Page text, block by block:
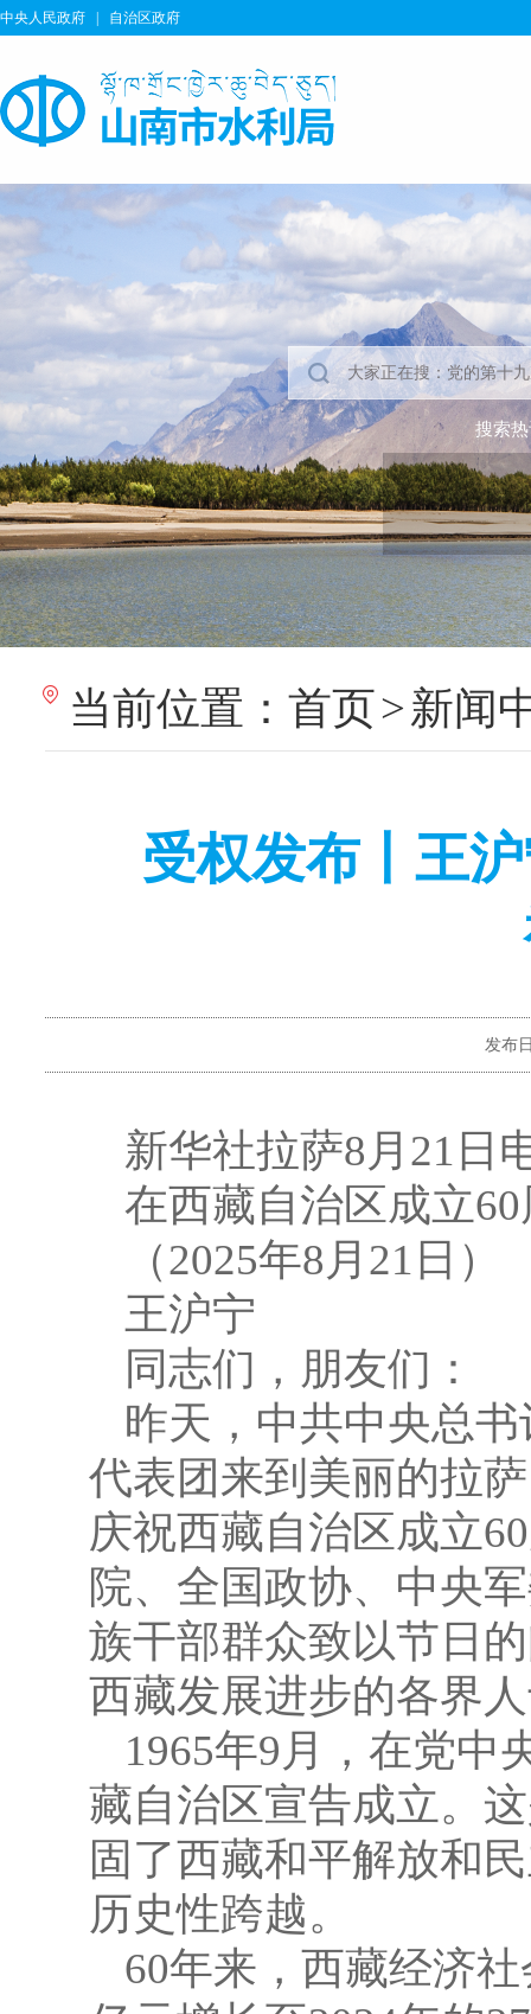
中央人民政府 自治区政府
搜索
当前位置： 首页>新闻
受权发布丨王
发布
新华社拉萨8月21
在西藏自治区成立
（2025年8月21日）
王沪宁
同志们，朋友们：
昨天，中共中央总
代表团来到美丽的拉
庆祝西藏自治区成立
院、全国政协、中央
族干部群众致以节日
西藏发展进步的各界
1965年9月，在党中
藏自治区宣告成立。
固了西藏和平解放和
历史性跨越。
60年来，西藏经济